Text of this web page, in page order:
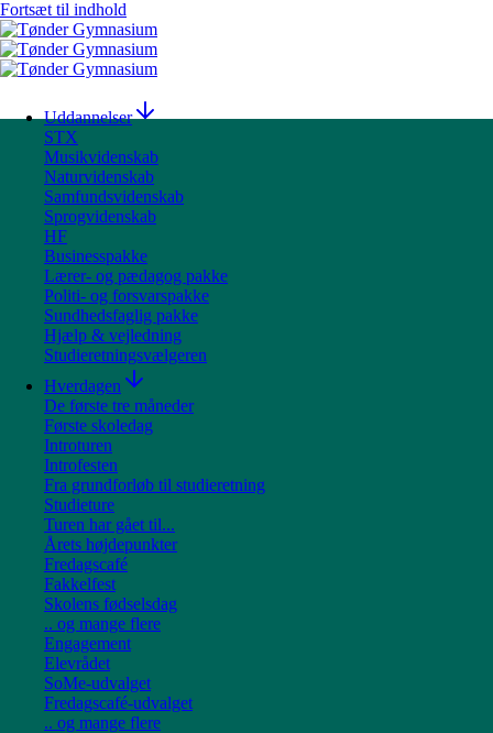
Fortsæt til indhold
Uddannelser
STX
Musikvidenskab
Naturvidenskab
Samfundsvidenskab
Sprogvidenskab
HF
Businesspakke
Lærer- og pædagog pakke
Politi- og forsvarspakke
Sundhedsfaglig pakke
Hjælp & vejledning
Studieretningsvælgeren
Hverdagen
De første tre måneder
Første skoledag
Introturen
Introfesten
Fra grundforløb til studieretning
Studieture
Turen har gået til...
Årets højdepunkter
Fredagscafé
Fakkelfest
Skolens fødselsdag
.. og mange flere
Engagement
Elevrådet
SoMe-udvalget
Fredagscafé-udvalget
.. og mange flere